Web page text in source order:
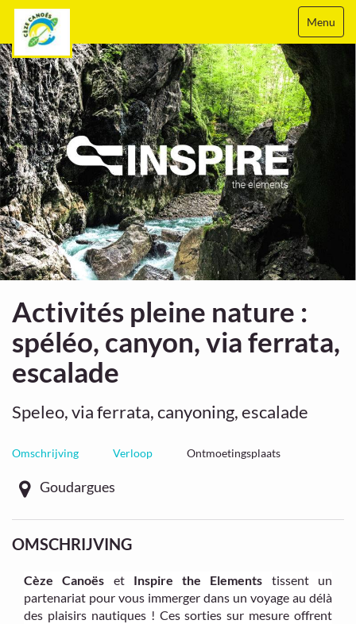
Menu
Activités pleine nature :
spéléo, canyon, via ferrata,
escalade
Speleo, via ferrata, canyoning, escalade
Omschrijving Verloop Ontmoetingsplaats
Goudargues
OMSCHRIJVING
Cèze Canoës et Inspire the Elements tissent un
partenariat pour vous immerger dans un voyage au délà
des plaisirs nautiques ! Ces sorties sur mesure offrent